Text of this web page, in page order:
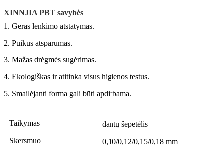
XINNJIA PBT savybės
1. Geras lenkimo atstatymas.
2. Puikus atsparumas.
3. Mažas drėgmės sugėrimas.
4. Ekologiškas ir atitinka visus higienos testus.
5. Smailėjanti forma gali būti apdirbama.
Taikymas
dantų šepetėlis
Skersmuo
0,10/0,12/0,15/0,18 mm